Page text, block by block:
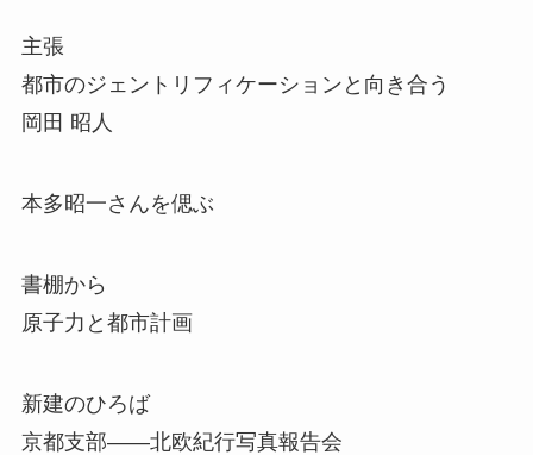
主張
都市のジェントリフィケーションと向き合う
岡田 昭人
本多昭一さんを偲ぶ
書棚から
原子力と都市計画
新建のひろば
京都支部――北欧紀行写真報告会